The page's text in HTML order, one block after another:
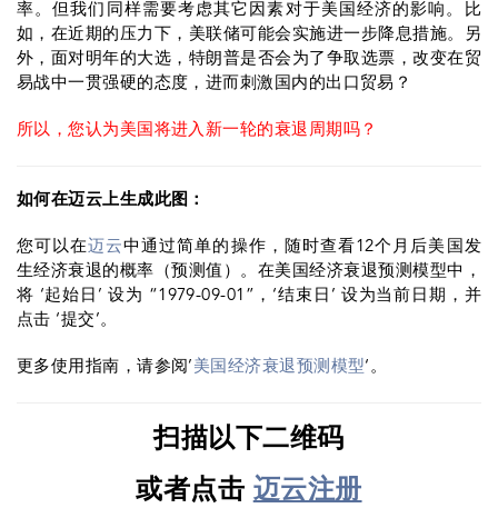
率。但我们同样需要考虑其它因素对于美国经济的影响。比
如，在近期的压力下，美联储可能会实施进一步降息措施。另
外，面对明年的大选，特朗普是否会为了争取选票，改变在贸
易战中一贯强硬的态度，进而刺激国内的出口贸易？
所以，您认为美国将进入新一轮的衰退周期吗？
如何在迈云上生成此图：
您可以在迈云中通过简单的操作，随时查看12个月后美国发
生经济衰退的概率（预测值）。在美国经济衰退预测模型中，
将 ‘起始日’ 设为 “1979-09-01”，‘结束日’ 设为当前日期，并
点击 ‘提交’。
更多使用指南，请参阅’ 美国经济衰退预测模型‘。
扫描以下二维码
或者点击 迈云注册